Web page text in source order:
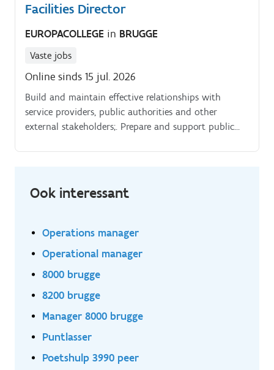
Facilities Director
EUROPACOLLEGE in BRUGGE
Vaste jobs
Online sinds 15 jul. 2026
Build and maintain effective relationships with
service providers, public authorities and other
external stakeholders;. Prepare and support public
Legal Advisor and manage relevant contracts;.
Ook interessant
Operations manager
Operational manager
8000 brugge
8200 brugge
Manager 8000 brugge
Puntlasser
Poetshulp 3990 peer